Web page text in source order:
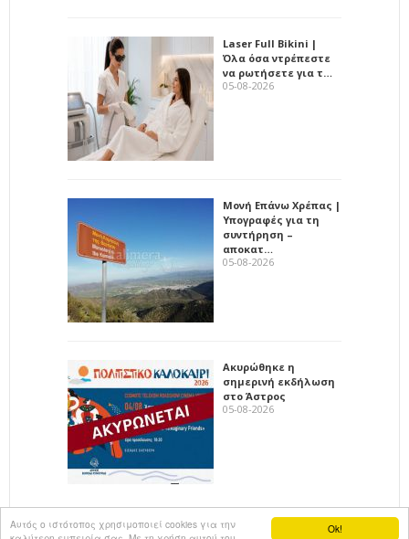
Ok!
Αυτός ο ιστότοπος χρησιμοποιεί cookies για την
Laser Full Bikini |
Όλα όσα ντρέπεστε
να ρωτήσετε για τ…
05-08-2026
Μονή Επάνω Χρέπας |
Υπογραφές για τη
συντήρηση –
αποκατ…
05-08-2026
Ακυρώθηκε η
σημερινή εκδήλωση
στο Άστρος
05-08-2026